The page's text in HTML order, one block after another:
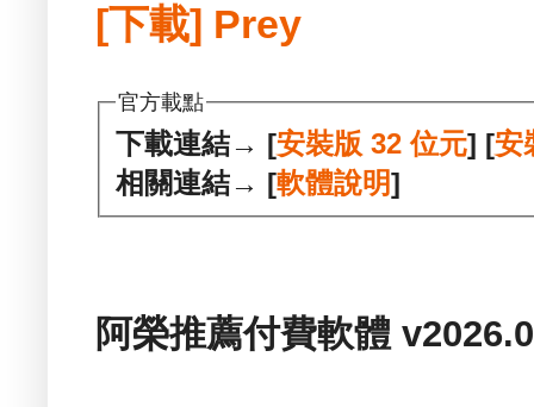
[下載] Prey
官方載點
下載連結→ [安裝版 32 位元] [安
相關連結→ [軟體說明]
阿榮推薦付費軟體